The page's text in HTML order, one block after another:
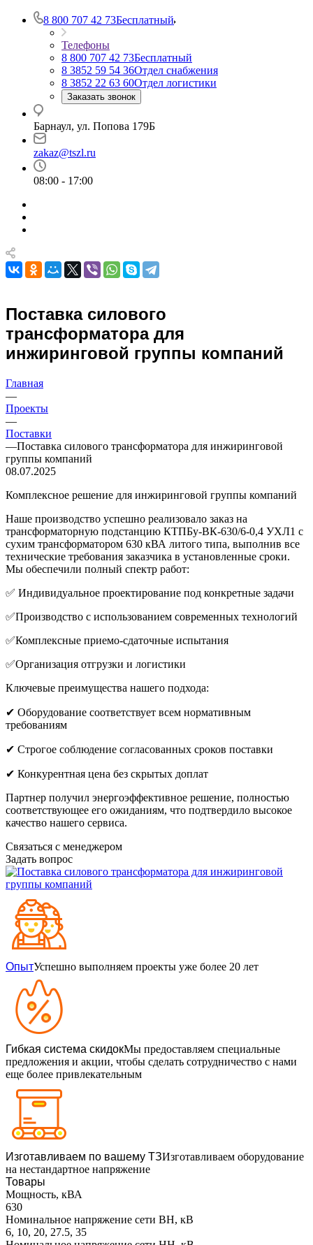
8 800 707 42 73Бесплатный
Телефоны
8 800 707 42 73Бесплатный
8 3852 59 54 36Отдел снабжения
8 3852 22 63 60Отдел логистики
Заказать звонок
Барнаул, ул. Попова 179Б
zakaz@tszl.ru
08:00 - 17:00
Поставка силового
трансформатора для
инжиринговой группы компаний
Главная
—
Проекты
—
Поставки
—Поставка силового трансформатора для инжиринговой
группы компаний
08.07.2025
Комплексное решение для инжиринговой группы компаний
Наше производство успешно реализовало заказ на
трансформаторную подстанцию КТПБу-ВК-630/6-0,4 УХЛ1 с
сухим трансформатором 630 кВА литого типа, выполнив все
технические требования заказчика в установленные сроки.
Мы обеспечили полный спектр работ:
✅ Индивидуальное проектирование под конкретные задачи
✅Производство с использованием современных технологий
✅Комплексные приемо-сдаточные испытания
✅Организация отгрузки и логистики
Ключевые преимущества нашего подхода:
✔ Оборудование соответствует всем нормативным
требованиям
✔ Строгое соблюдение согласованных сроков поставки
✔ Конкурентная цена без скрытых доплат
Партнер получил энергоэффективное решение, полностью
соответствующее его ожиданиям, что подтвердило высокое
качество нашего сервиса.
Связаться с менеджером
Задать вопрос
ОпытУспешно выполняем проекты уже более 20 лет
Гибкая система скидокМы предоставляем специальные
предложения и акции, чтобы сделать сотрудничество с нами
еще более привлекательным
Изготавливаем по вашему ТЗИзготавливаем оборудование
на нестандартное напряжение
Товары
Мощность, кВА
630
Номинальное напряжение сети ВН, кВ
6, 10, 20, 27.5, 35